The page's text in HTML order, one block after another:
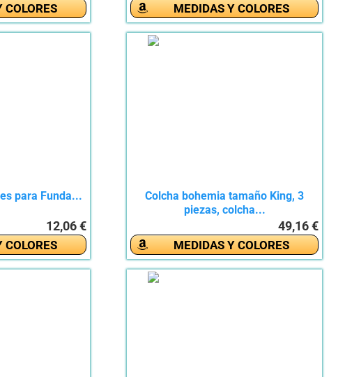
COLORES MEDIDAS Y COLORES
para Funda...
12,06 €
COLORES
Colcha bohemia tamaño King, 3
piezas, colcha...
49,16 €
MEDIDAS Y COLORES